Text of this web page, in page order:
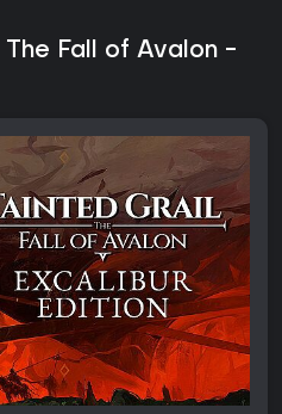
Fall of Avalon -